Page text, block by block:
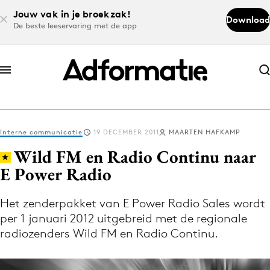
Jouw vak in je broekzak!
De beste leeservaring met de app
Download
Abonneer nu
Abonneer nu
Log in
Volg het laatste nieuws via de Adformatie
Nieuws app
Interne communicatie 19 DECEMBER 2011 MAARTEN HAFKAMP
Wild FM en Radio Continu naar
E Power Radio
Het zenderpakket van E Power Radio Sales wordt
per 1 januari 2012 uitgebreid met de regionale
radiozenders Wild FM en Radio Continu.